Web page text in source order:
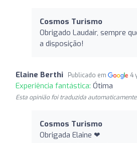
Cosmos Turismo
Obrigado Laudair, sempre
a disposição!
Elaine Berthi Publicado em 4
Experiência fantástica: Ótima
Esta opinião foi traduzida
Cosmos Turismo
Obrigada Elaine ❤